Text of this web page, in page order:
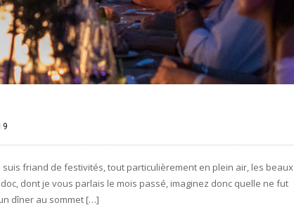
suis friand de festivités, tout particulièrement en plein air, les beaux
dont je vous parlais le mois passé, imaginez donc quelle ne fut
dîner au sommet […]